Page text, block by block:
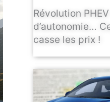
Révolution
d’autonomie…
casse les prix !